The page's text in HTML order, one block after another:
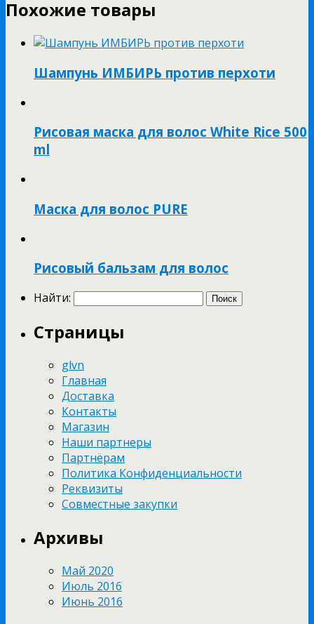
Похожие товары
Шампунь ИМБИРЬ против перхоти
Рисовая маска для волос White Rice 500
ml
Маска для волос PURE
Рисовый бальзам для волос
Найти:
Страницы
glvn
Главная
Доставка
Контакты
Магазин
Наши партнеры
Партнёрам
Политика Конфиденциальности
Реквизиты
Совместные закупки
Архивы
Май 2020
Июль 2016
Июнь 2016